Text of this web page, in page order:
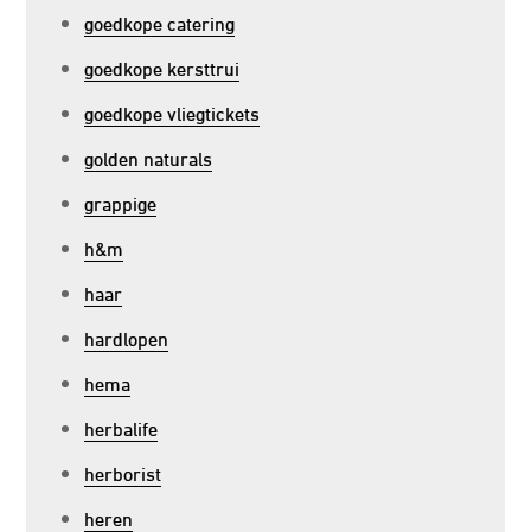
goedkope catering
goedkope kersttrui
goedkope vliegtickets
golden naturals
grappige
h&m
haar
hardlopen
hema
herbalife
herborist
heren